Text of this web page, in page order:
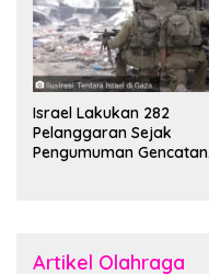
Israel Lakukan 282
Pelanggaran Sejak
Pengumuman Gencatan
Artikel Olahraga